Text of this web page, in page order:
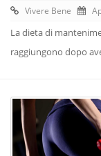
Vivere Bene
La dieta di
raggiungono dopo